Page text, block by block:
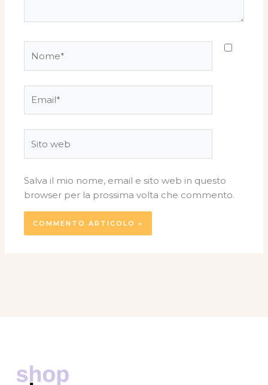
web
Salva il mio nome, email e sito web in questo
browser per la prossima volta che commento.